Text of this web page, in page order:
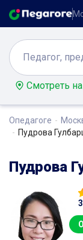
Смотреть на
Опедагоге
Пудрова
Пудрова